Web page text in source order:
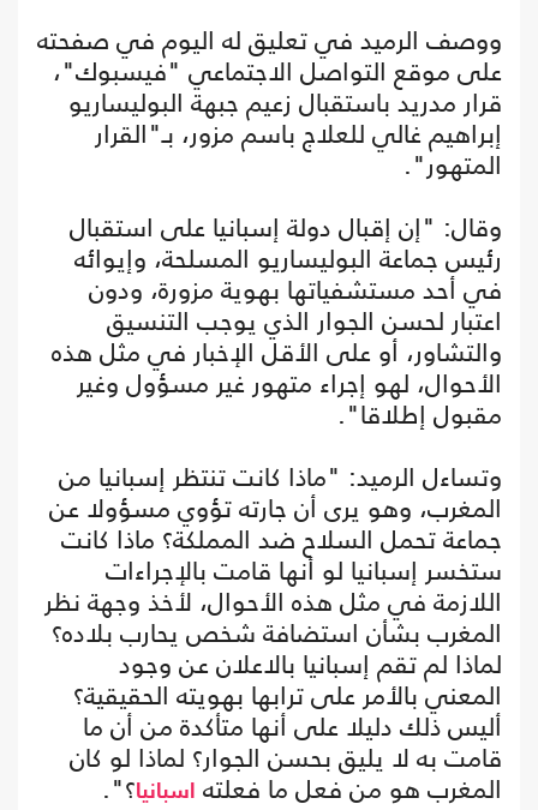
ووصف الرميد في تعليق له اليوم في صفحته
على موقع التواصل الاجتماعي "فيسبوك"،
قرار مدريد باستقبال زعيم جبهة البوليساريو
إبراهيم غالي للعلاج باسم مزور، بـ"القرار
المتهور".
وقال: "إن إقبال دولة إسبانيا على استقبال
رئيس جماعة البوليساريو المسلحة، وإيوائه
في أحد مستشفياتها بهوية مزورة، ودون
اعتبار لحسن الجوار الذي يوجب التنسيق
والتشاور، أو على الأقل الإخبار في مثل هذه
الأحوال، لهو إجراء متهور غير مسؤول وغير
مقبول إطلاقا".
وتساءل الرميد: "ماذا كانت تنتظر إسبانيا من
المغرب، وهو يرى أن جارته تؤوي مسؤولا عن
جماعة تحمل السلاح ضد المملكة؟ ماذا كانت
ستخسر إسبانيا لو أنها قامت بالإجراءات
اللازمة في مثل هذه الأحوال، لأخذ وجهة نظر
المغرب بشأن استضافة شخص يحارب بلاده؟
لماذا لم تقم إسبانيا بالاعلان عن وجود
المعني بالأمر على ترابها بهويته الحقيقية؟
أليس ذلك دليلا على أنها متأكدة من أن ما
قامت به لا يليق بحسن الجوار؟ لماذا لو كان
المغرب هو من فعل ما فعلته اسبانيا؟".